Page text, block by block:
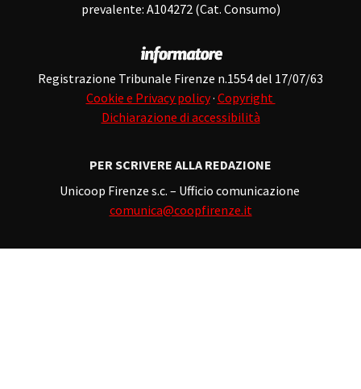
prevalente: A104272 (Cat. Consumo)
Registrazione Tribunale Firenze n.1554 del 17/07/63
Cookie e Privacy policy· Copyright
Dichiarazione di accessibilità
PER SCRIVERE ALLA REDAZIONE
Unicoop Firenze s.c. – Ufficio comunicazione
comunica@coopfirenze.it